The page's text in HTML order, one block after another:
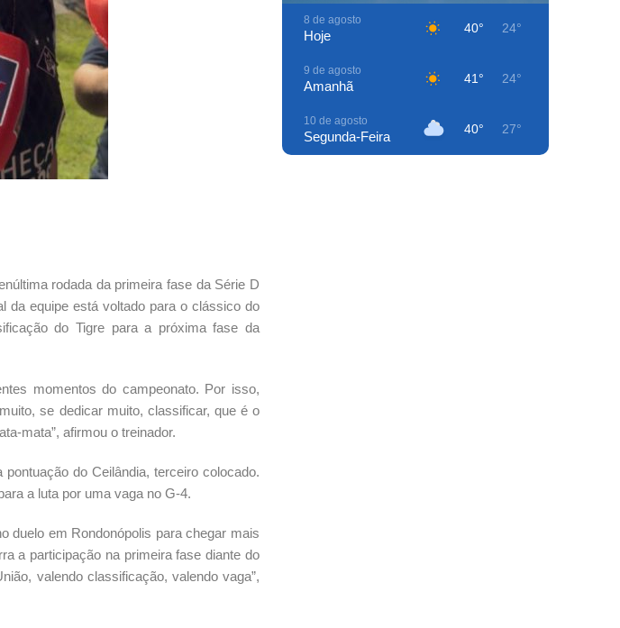
rodada da primeira fase da Série D
da equipe está voltado para o clássico do
do Tigre para a próxima fase da
momentos do campeonato. Por isso,
se dedicar muito, classificar, que é o
mata”, afirmou o treinador.
do Ceilândia, terceiro colocado.
a luta por uma vaga no G-4.
duelo em Rondonópolis para chegar mais
a participação na primeira fase diante do
valendo classificação, valendo vaga”,
8 de agosto
Hoje 40° 24°
9 de agosto
Amanhã 41° 24°
10 de agosto
Segunda-Feira 40° 27°